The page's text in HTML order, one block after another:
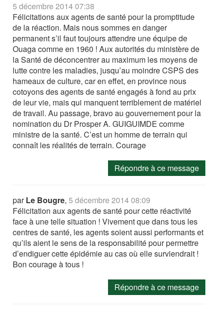
5 décembre 2014 07:38
Félicitations aux agents de santé pour la promptitude
de la réaction. Mais nous sommes en danger
permanent s’il faut toujours attendre une équipe de
Ouaga comme en 1960 ! Aux autorités du ministère de
la Santé de déconcentrer au maximum les moyens de
lutte contre les maladies, jusqu’au moindre CSPS des
hameaux de culture, car en effet, en province nous
cotoyons des agents de santé engagés à fond au prix
de leur vie, mais qui manquent terriblement de matériel
de travail. Au passage, bravo au gouvernement pour la
nomination du Dr Prosper A. GUIGUIMDE comme
ministre de la santé. C’est un homme de terrain qui
connaît les réalités de terrain. Courage
Répondre à ce message
parLe Bougre,5 décembre 2014 08:09
Félicitation aux agents de santé pour cette réactivité
face à une telle situation ! Vivement que dans tous les
centres de santé, les agents soient aussi performants et
qu’ils aient le sens de la responsabilité pour permettre
d’endiguer cette épidémie au cas où elle surviendrait !
Bon courage à tous !
Répondre à ce message